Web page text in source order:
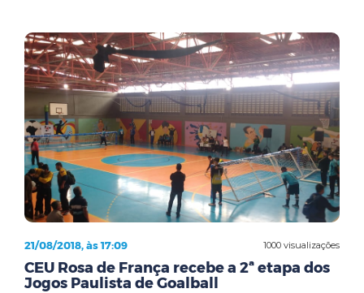
1000 visualizações
21/08/2018, às 17:09
CEU Rosa de França recebe a 2ª etapa dos
Jogos Paulista de Goalball